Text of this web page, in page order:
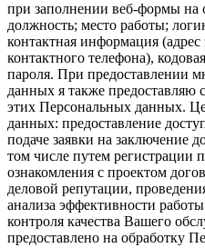
при заполнении веб-формы на
должность; место работы;
контактная информация
контактного телефона),
пароля. При предоставлении
данных я также предоставляю
этих Персональных данных.
данных: предоставление
подаче заявки на заключение
том числе путем регистрации
ознакомления с проектом
деловой репутации,
анализа эффективности
контроля качества Вашего
предоставлено на обработку